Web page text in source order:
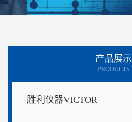
产品展示
PRODUCTS
胜利仪器VICTOR